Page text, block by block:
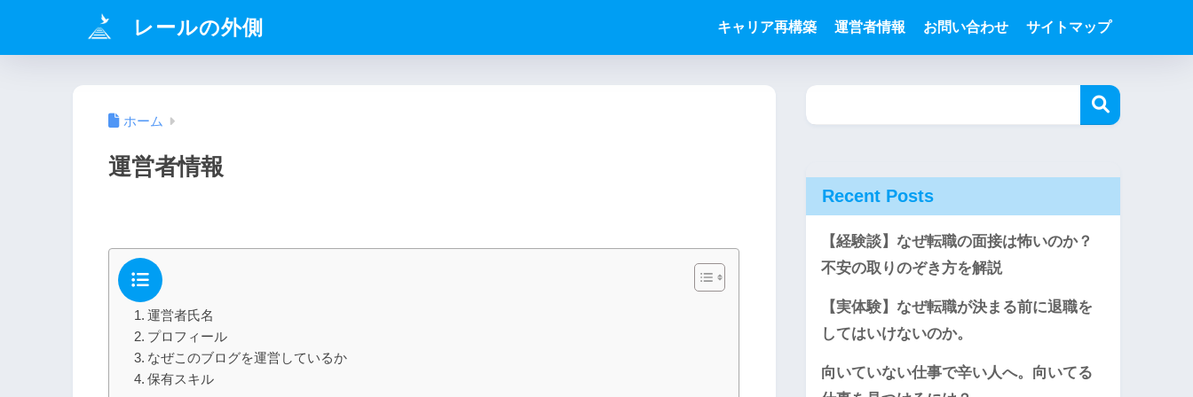
レールの外側 キャリア再構築 運営者情報 お問い合わせ サイトマップ
ホーム
運営者情報
運営者氏名
プロフィール
なぜこのブログを運営しているか
保有スキル
Recent Posts
【経験談】なぜ転職の面接は怖いのか？
不安の取りのぞき方を解説
【実体験】なぜ転職が決まる前に退職を
してはいけないのか。
向いていない仕事で辛い人へ。向いてる